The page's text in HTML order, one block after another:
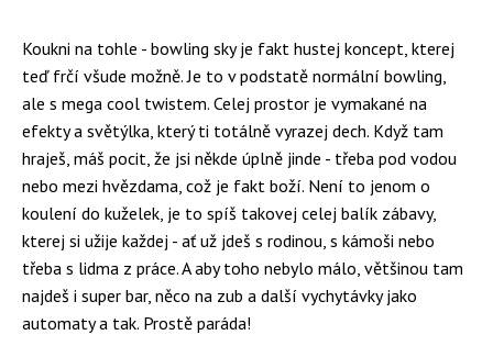
Koukni na tohle - bowling sky je fakt hustej koncept, kterej
teď frčí všude možně. Je to v podstatě normální bowling,
ale s mega cool twistem. Celej prostor je vymakané na
efekty a světýlka, který ti totálně vyrazej dech. Když tam
hraješ, máš pocit, že jsi někde úplně jinde - třeba pod vodou
nebo mezi hvězdama, což je fakt boží. Není to jenom o
koulení do kuželek, je to spíš takovej celej balík zábavy,
kterej si užije každej - ať už jdeš s rodinou, s kámoši nebo
třeba s lidma z práce. A aby toho nebylo málo, většinou tam
najdeš i super bar, něco na zub a další vychytávky jako
automaty a tak. Prostě paráda!